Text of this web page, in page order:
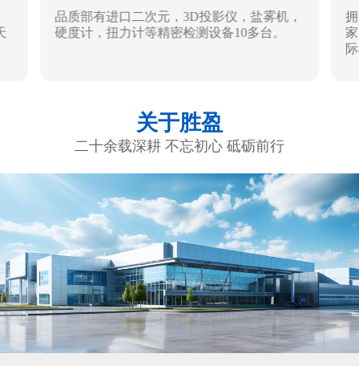
品质部有进口二次元，3D投影仪，盐雾机，
硬度计，扭力计等精密检测设备10多台。
关于胜盈
二十余载深耕 不忘初心 砥砺前行